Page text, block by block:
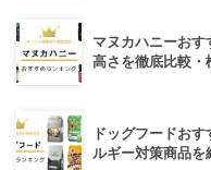
マヌカハニーお
高さを徹底比較・
ドッグフードお
ルギー対策商品を